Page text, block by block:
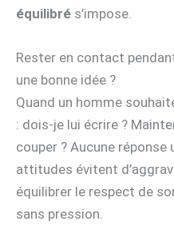
équilibré s’impose.
Rester en contact
une bonne idée ?
Quand un homme
: dois-je lui écrire ?
couper ? Aucune réponse
attitudes évitent
équilibrer le respect de
sans pression.